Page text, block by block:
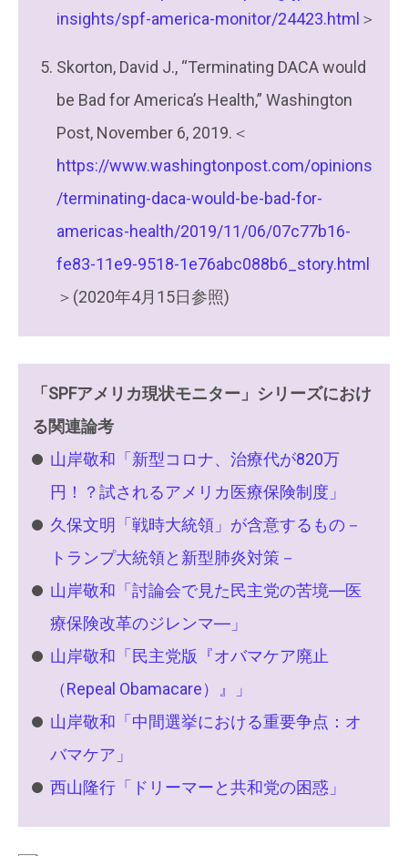
insights/spf-america-monitor/24423.html ＞
Skorton, David J., “Terminating DACA would
be Bad for America’s Health,” Washington
Post, November 6, 2019.＜
https://www.washingtonpost.com/opinions
/terminating-daca-would-be-bad-for-
americas-health/2019/11/06/07c77b16-
fe83-11e9-9518-1e76abc088b6_story.html
＞(2020年4月15日参照)
「SPFアメリカ現状モニター」シリーズにおけ
る関連論考
山岸敬和「新型コロナ、治療代が820万
円！？試されるアメリカ医療保険制度」
久保文明「戦時大統領」が含意するもの－
トランプ大統領と新型肺炎対策－
山岸敬和「討論会で見た民主党の苦境―医
療保険改革のジレンマ―」
山岸敬和「民主党版『オバマケア廃止
（Repeal Obamacare）』」
山岸敬和「中間選挙における重要争点：オ
バマケア」
西山隆行「ドリーマーと共和党の困惑」